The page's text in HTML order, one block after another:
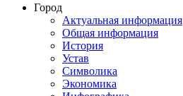
Город
Актуальная информация
Общая информация
История
Устав
Символика
Экономика